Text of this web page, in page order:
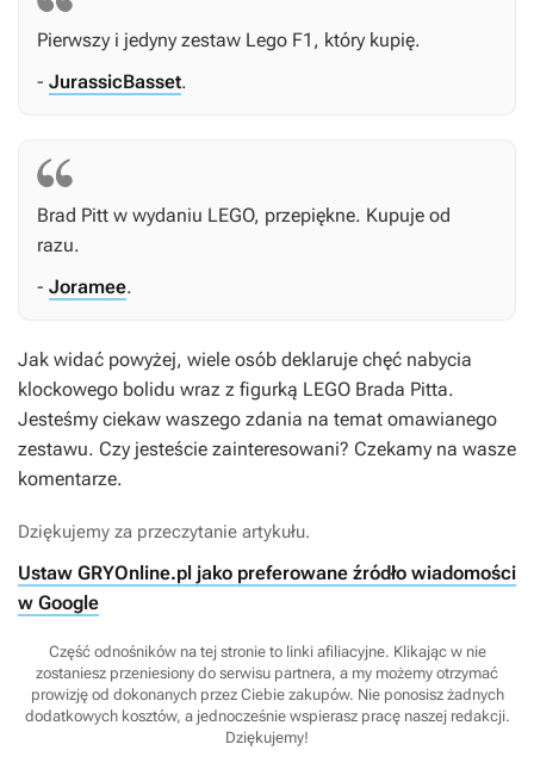
Pierwszy i jedyny zestaw Lego F1, który kupię.
- JurassicBasset.
Brad Pitt w wydaniu LEGO, przepiękne. Kupuje od
razu.
- Joramee.
Jak widać powyżej, wiele osób deklaruje chęć nabycia
klockowego bolidu wraz z figurką LEGO Brada Pitta.
Jesteśmy ciekaw waszego zdania na temat omawianego
zestawu. Czy jesteście zainteresowani? Czekamy na wasze
komentarze.
Dziękujemy za przeczytanie artykułu.
Ustaw GRYOnline.pl jako preferowane źródło wiadomości
w Google
Część odnośników na tej stronie to linki afiliacyjne. Klikając w nie
zostaniesz przeniesiony do serwisu partnera, a my możemy otrzymać
prowizję od dokonanych przez Ciebie zakupów. Nie ponosisz żadnych
dodatkowych kosztów, a jednocześnie wspierasz pracę naszej redakcji.
Dziękujemy!